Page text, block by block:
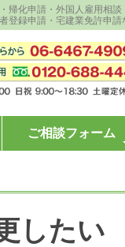
帰化申請・外国人雇用相談
登録申請・宅建業免許申請
ご相談フォーム
したい